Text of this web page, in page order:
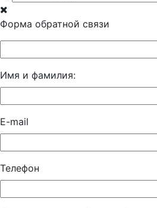
Форма обратной связи
Имя и фамилия:
E-mail
Телефон